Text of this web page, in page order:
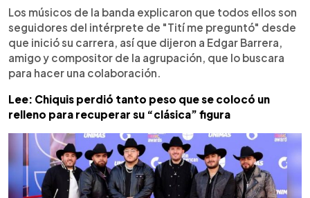
Los músicos de la banda explicaron que todos ellos son
seguidores del intérprete de "Tití me preguntó" desde
que inició su carrera, así que dijeron a Edgar Barrera,
amigo y compositor de la agrupación, que lo buscara
para hacer una colaboración.
Lee: Chiquis perdió tanto peso que se colocó un
relleno para recuperar su “clásica” figura